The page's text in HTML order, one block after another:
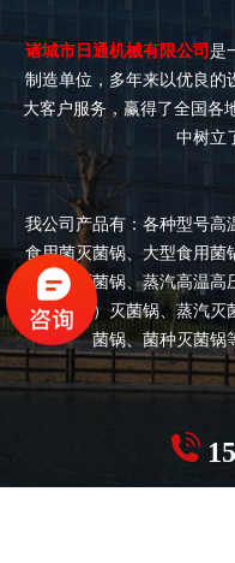
诸城市日通机械有限公司 是
制造单位，多年来以优良的
大客户服务，赢得了全国各
中树立
我公司产品有：各种型号高
食用菌灭菌锅、大型食用菌
双开门灭菌锅、蒸汽高温
（半自动）灭菌锅、蒸汽
菌锅、菌种灭菌锅